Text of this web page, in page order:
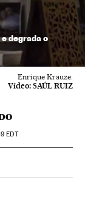
degrada o
Enrique Krauze.
Vídeo: SAÚL RUIZ
EDT